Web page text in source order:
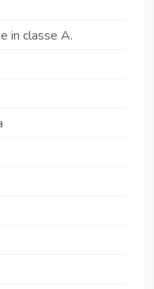
in classe A.